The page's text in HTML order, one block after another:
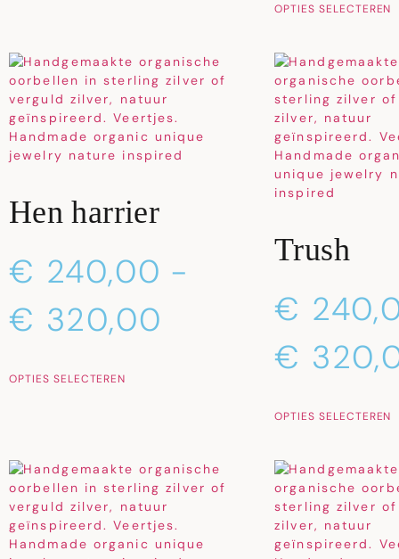
OPTIES SELECTEREN
Hen harrier
€ 240,00 -
€ 320,00
OPTIES SELECTEREN
Trush
€
€
OPTIES SELECTEREN